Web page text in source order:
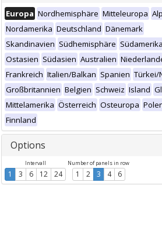
Europa Nordhemisphäre Mitteleuropa
Nordamerika Deutschland Dänemark
Skandinavien Südhemisphäre Südamerika
Ostasien Südasien Australien
Frankreich Italien/Balkan Spanien Türkei/
Großbritannien Belgien Schweiz Island
Mittelamerika Österreich Osteuropa
Finnland
Options
Intervall
1 3 6 12 24
Number of panels in row
1 2 3 4 6